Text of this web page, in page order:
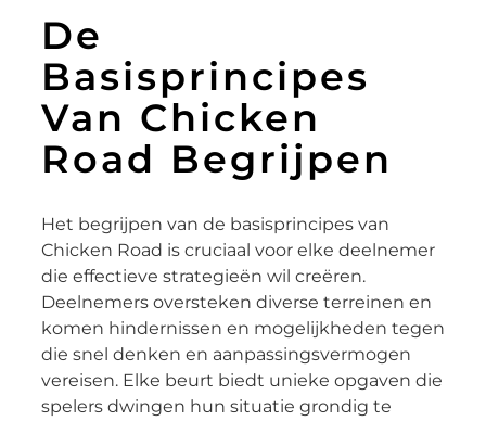
De
Basisprincipes
Van Chicken
Road Begrijpen
Het begrijpen van de basisprincipes van
Chicken Road is cruciaal voor elke deelnemer
die effectieve strategieën wil creëren.
Deelnemers oversteken diverse terreinen en
komen hindernissen en mogelijkheden tegen
die snel denken en aanpassingsvermogen
vereisen. Elke beurt biedt unieke opgaven die
spelers dwingen hun situatie grondig te